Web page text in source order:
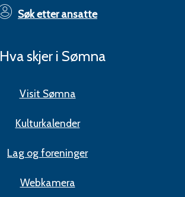
Søk etter ansatte
Hva skjer i Sømna
Visit Sømna
Kulturkalender
Lag og foreninger
Webkamera